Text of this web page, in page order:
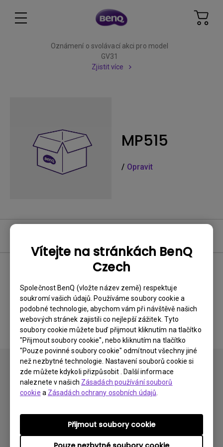
Vítejte na stránkách BenQ
Czech
Společnost BenQ (vložte název země) respektuje
soukromí vašich údajů. Používáme soubory cookie a
podobné technologie, abychom vám při návštěvě našich
webových stránek zajistili co nejlepší zážitek. Tyto
soubory cookie můžete buď přijmout kliknutím na tlačítko
"Přijmout soubory cookie", nebo kliknutím na tlačítko
"Pouze povinné soubory cookie" odmítnout všechny jiné
než nezbytné technologie. Nastavení souborů cookie si
zde můžete kdykoli přizpůsobit . Další informace
naleznete v našich Zásadách používání souborů
cookie a Zásadách ochrany osobních údajů
Přijmout soubory cookie
Oznámení o svolávací akci pro model
GV31
Zjistit více
MP515
/ Opravit
Žádný související software a
ovladač